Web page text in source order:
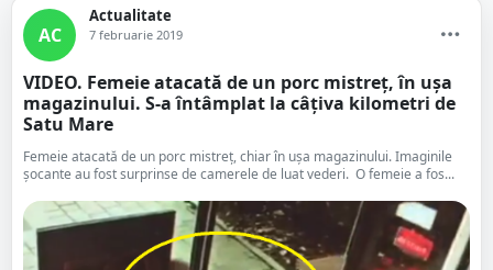
AC
Actualitate
7 februarie 2019
VIDEO. Femeie atacată de un porc mistreț, în ușa
magazinului. S-a întâmplat la câțiva kilometri de
Satu Mare
Femeie atacată de un porc mistreț, chiar în ușa magazinului. Imaginile
șocante au fost surprinse de camerele de luat vederi. O femeie a fos...